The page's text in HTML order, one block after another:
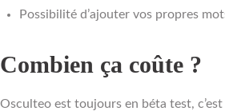
Possibilité d’ajouter vos propres
Combien ça coûte ?
Osculteo est toujours en béta test,